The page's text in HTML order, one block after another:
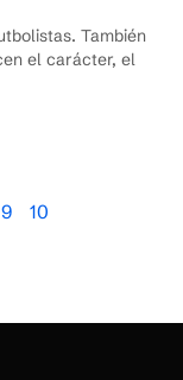
También
el carácter, el
9 10